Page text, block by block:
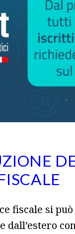
fiscale si
dall’estero